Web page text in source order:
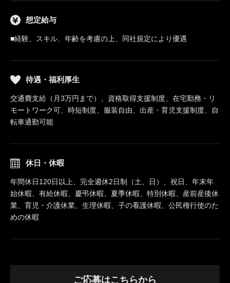
想定給与
■経験、スキル、年齢を考慮の上、同社規定により優遇
待遇・福利厚生
交通費支給（月3万円まで）、資格取得支援制度、在宅勤務・リ
モートワーク可、時短制度、服装自由、出産・育児支援制度、自
転車通勤可能
休日・休暇
年間休日120日以上、完全週休2日制（土、日）、祝日、年末年
始休暇、有給休暇、慶弔休暇、夏季休暇、特別休暇、産前産後休
業、育児・介護休業、生理休暇、子の看護休暇、公民権行使のた
めの休暇
ご応募はこちらから